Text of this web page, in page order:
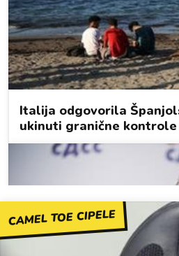
CAMEL TOE CIPELE